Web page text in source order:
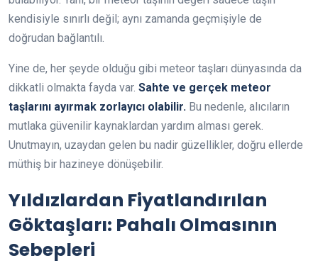
kendisiyle sınırlı değil; aynı zamanda geçmişiyle de
doğrudan bağlantılı.
Yine de, her şeyde olduğu gibi meteor taşları dünyasında da
dikkatli olmakta fayda var. Sahte ve gerçek meteor
taşlarını ayırmak zorlayıcı olabilir. Bu nedenle, alıcıların
mutlaka güvenilir kaynaklardan yardım alması gerek.
Unutmayın, uzaydan gelen bu nadir güzellikler, doğru ellerde
müthiş bir hazineye dönüşebilir.
Yıldızlardan Fiyatlandırılan
Göktaşları: Pahalı Olmasının
Sebepleri